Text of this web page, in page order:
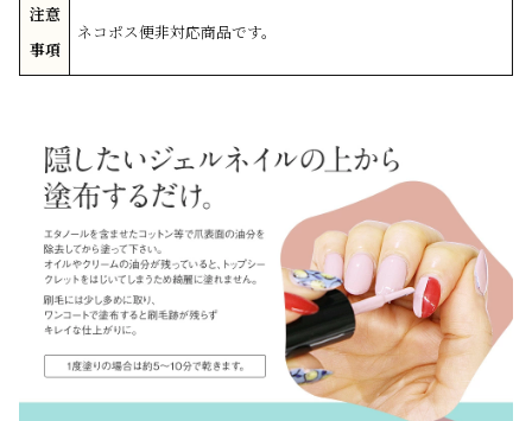
注意
事項
ネコポス便非対応商品です。